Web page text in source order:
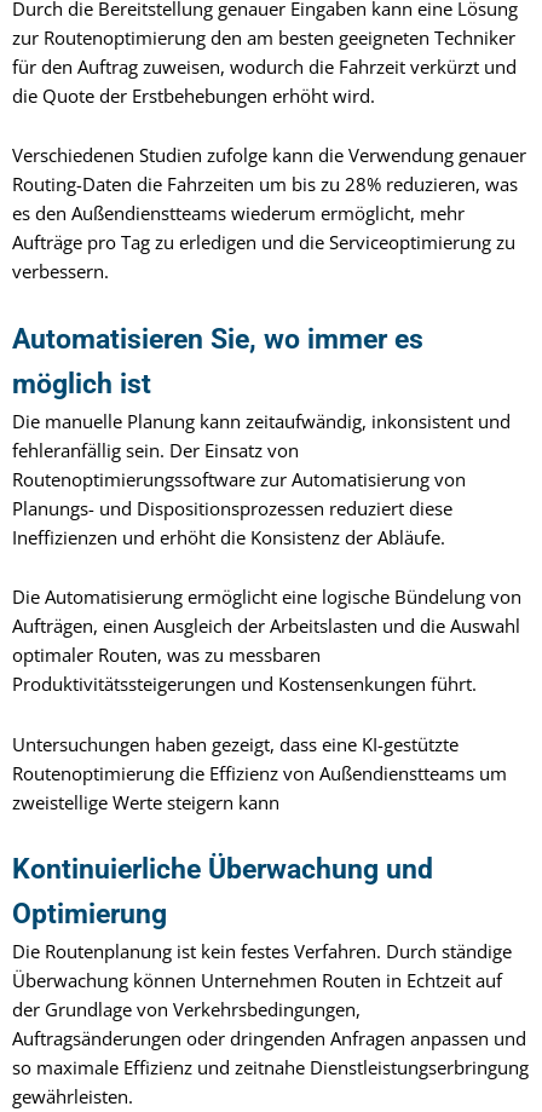
Durch die Bereitstellung genauer Eingaben kann eine Lösung
zur Routenoptimierung den am besten geeigneten Techniker
für den Auftrag zuweisen, wodurch die Fahrzeit verkürzt und
die Quote der Erstbehebungen erhöht wird.
Verschiedenen Studien zufolge kann die Verwendung genauer
Routing-Daten die Fahrzeiten um bis zu 28% reduzieren, was
es den Außendienstteams wiederum ermöglicht, mehr
Aufträge pro Tag zu erledigen und die Serviceoptimierung zu
verbessern.
Automatisieren Sie, wo immer es
möglich ist
Die manuelle Planung kann zeitaufwändig, inkonsistent und
fehleranfällig sein. Der Einsatz von
Routenoptimierungssoftware zur Automatisierung von
Planungs- und Dispositionsprozessen reduziert diese
Ineffizienzen und erhöht die Konsistenz der Abläufe.
Die Automatisierung ermöglicht eine logische Bündelung von
Aufträgen, einen Ausgleich der Arbeitslasten und die Auswahl
optimaler Routen, was zu messbaren
Produktivitätssteigerungen und Kostensenkungen führt.
Untersuchungen haben gezeigt, dass eine KI-gestützte
Routenoptimierung die Effizienz von Außendienstteams um
zweistellige Werte steigern kann
Kontinuierliche Überwachung und
Optimierung
Die Routenplanung ist kein festes Verfahren. Durch ständige
Überwachung können Unternehmen Routen in Echtzeit auf
der Grundlage von Verkehrsbedingungen,
Auftragsänderungen oder dringenden Anfragen anpassen und
so maximale Effizienz und zeitnahe Dienstleistungserbringung
gewährleisten.